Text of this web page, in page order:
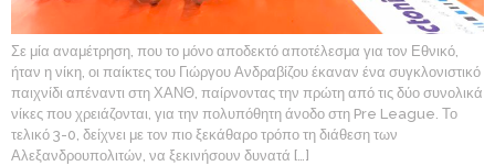
Σε μία αναμέτρηση, που το μόνο αποδεκτό αποτέλεσμα για τον Εθνικό,
ήταν η νίκη, οι παίκτες του Γιώργου Ανδραβίζου έκαναν ένα συγκλονιστικό
παιχνίδι απέναντι στη ΧΑΝΘ, παίρνοντας την πρώτη από τις δύο συνολικά
νίκες που χρειάζονται, για την πολυπόθητη άνοδο στη Pre League. Το
τελικό 3-0, δείχνει με τον πιο ξεκάθαρο τρόπο τη διάθεση των
Αλεξανδρουπολιτών, να ξεκινήσουν δυνατά […]